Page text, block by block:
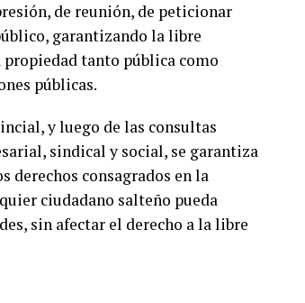
de reunión, de peticionar
garantizando la libre
tanto pública como
públicas.
y luego de las consultas
sindical y social, se garantiza
derechos consagrados en la
ciudadano salteño pueda
sin afectar el derecho a la libre